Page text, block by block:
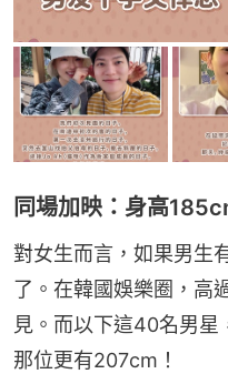
同場加映：身高
對女生而言，如果男生
了。在韓國娛樂圈，高
見。而以下這40名男
那位更有207cm！